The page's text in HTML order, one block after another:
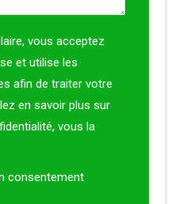
vous acceptez
et utilise les
afin de traiter votre
en savoir plus sur
vous la
consentement